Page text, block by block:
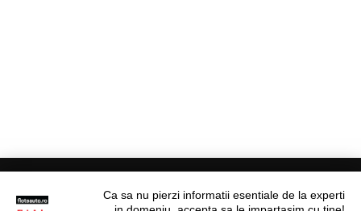
Ca sa nu pierzi informatii esentiale de la experti